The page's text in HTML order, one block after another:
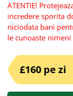
ATENTIE!
incredere sporita
niciodata bani
le cunoaste
£160 pe zi